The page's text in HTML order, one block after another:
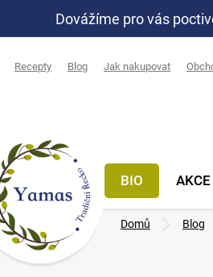
obsah
Dovážíme pro vás
Recepty Blog Jak nakupovat
BIO
Domů Blog